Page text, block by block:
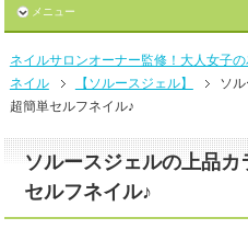
メニュー
ネイルサロンオーナー監修！大人女子
ネイル
【ソルースジェル】
ソ
超簡単セルフネイル♪
ソルースジェルの上品
セルフネイル♪